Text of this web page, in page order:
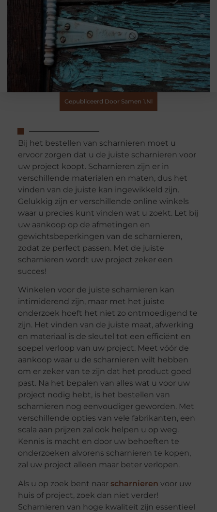
Gepubliceerd Door Samen 1.nl
Bij het bestellen van scharnieren moet u
ervoor zorgen dat u de juiste scharnieren voor
uw project koopt. Scharnieren zijn er in
verschillende materialen en maten, dus het
vinden van de juiste kan ingewikkeld zijn.
Gelukkig zijn er verschillende online winkels
waar u precies kunt vinden wat u zoekt. Let bij
uw aankoop op de afmetingen en
gewichtsbeperkingen van de scharnieren,
zodat ze perfect passen. Met de juiste
scharnieren wordt uw project zeker een
succes!
Winkelen voor de juiste scharnieren kan
intimiderend zijn, maar met het juiste
onderzoek hoeft het niet zo ontmoedigend te
zijn. Het vinden van de juiste maat, afwerking
en materiaal is de sleutel tot een efficiënt en
soepel verloop van uw project. Meet vóór de
aankoop waar u de scharnieren wilt hebben
om er zeker van te zijn dat het product goed
past. Na het bepalen van alles wat u voor uw
project nodig hebt, is het bestellen van
scharnieren nog eenvoudiger geworden. Met
verschillende opties van vele fabrikanten, een
scala aan prijzen zal ook helpen u op weg.
Kennis is macht en door uw behoeften te
onderzoeken alvorens scharnieren te kopen,
zal uw project alleen maar beter verlopen.
Als u op zoek bent naar scharnieren voor uw
huis of project, zoek dan niet verder!
Scharnieren van hoge kwaliteit zijn essentieel